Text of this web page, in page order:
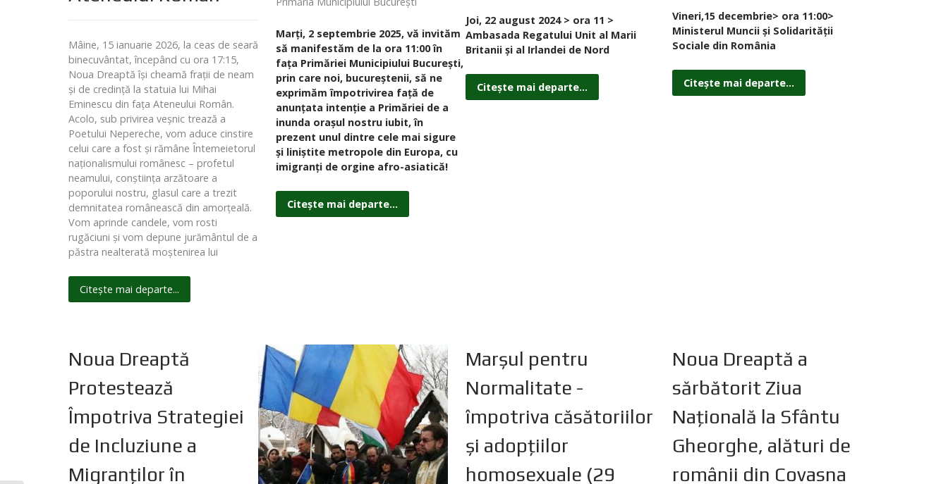
Mâine, 15 ianuarie 2026, la ceas de seară
binecuvântat, începând cu ora 17:15,
Noua Dreaptă își cheamă frații de neam
și de credință la statuia lui Mihai
Eminescu din fața Ateneului Român.
Acolo, sub privirea veșnic trează a
Poetului Nepereche, vom aduce cinstire
celui care a fost și rămâne Întemeietorul
naționalismului românesc – profetul
neamului, conștiința arzătoare a
poporului nostru, glasul care a trezit
demnitatea românească din amorțeală.
Vom aprinde candele, vom rosti
rugăciuni și vom depune jurământul de a
păstra nealterată moștenirea lui
Citește mai departe...
Marți, 2 septembrie 2025, vă invităm
să manifestăm de la ora 11:00 în
fața Primăriei Municipiului București,
prin care noi, bucureștenii, să ne
exprimăm împotrivirea față de
anunțata intenție a Primăriei de a
inunda orașul nostru iubit, în
prezent unul dintre cele mai sigure
și liniștite metropole din Europa, cu
imigranți de orgine afro-asiatică!
Citește mai departe...
Joi, 22 august 2024 > ora 11 >
Ambasada Regatului Unit al Marii
Britanii și al Irlandei de Nord
Citește mai departe...
Vineri,15 decembrie> ora 11:00>
Ministerul Muncii și Solidarității
Sociale din România
Citește mai departe...
Noua Dreaptă
Protestează
Împotriva Strategiei
de Incluziune a
Migranților în
Marșul pentru
Normalitate -
împotriva căsătoriilor
și adopțiilor
homosexuale (29
Noua Dreaptă a
sărbătorit Ziua
Națională la Sfântu
Gheorghe, alături de
românii din Covasna